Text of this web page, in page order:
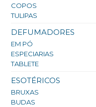
COPOS
TULIPAS
DEFUMADORES
EM PÓ
ESPECIARIAS
TABLETE
ESOTÉRICOS
BRUXAS
BUDAS